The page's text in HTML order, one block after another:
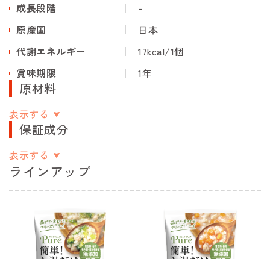
成長段階
-
原産国
日本
代謝エネルギー
17kcal/1個
賞味期限
1年
原材料
表示する
保証成分
表示する
ラインアップ